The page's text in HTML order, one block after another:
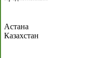
Астана
Казахстан